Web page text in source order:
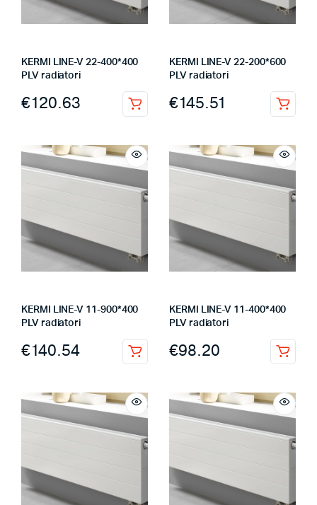
KERMI LINE-V 22-400*400
PLV radiatori
€120.63
KERMI LINE-V 22-200*600
PLV radiatori
€145.51
KERMI LINE-V 11-900*400
PLV radiatori
€140.54
KERMI LINE-V 11-400*400
PLV radiatori
€98.20